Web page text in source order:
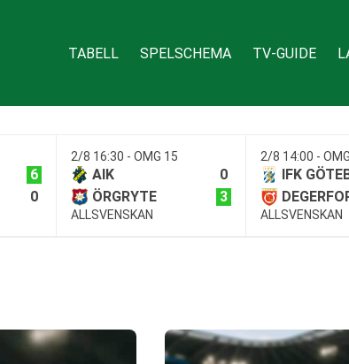
TABELL SPELSCHEMA TV-GUIDE
6
0
2/8 16:30 - OMG 15
AIK
0
ÖRGRYTE
3
ALLSVENSKAN
2/8 14:00 -
IFK
ALLSVENSKAN